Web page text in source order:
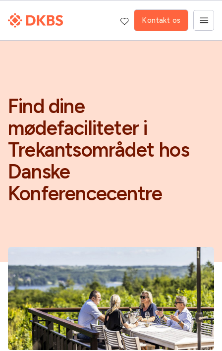
Kontakt os
Find dine
mødefaciliteter i
Trekantsområdet hos
Danske
Konferencecentre